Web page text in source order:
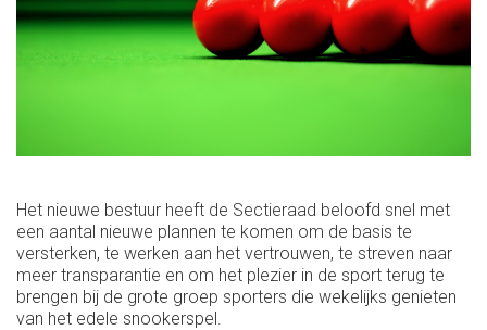
Het nieuwe bestuur heeft de Sectieraad beloofd snel met
een aantal nieuwe plannen te komen om de basis te
versterken, te werken aan het vertrouwen, te streven naar
meer transparantie en om het plezier in de sport terug te
brengen bij de grote groep sporters die wekelijks genieten
van het edele snookerspel.